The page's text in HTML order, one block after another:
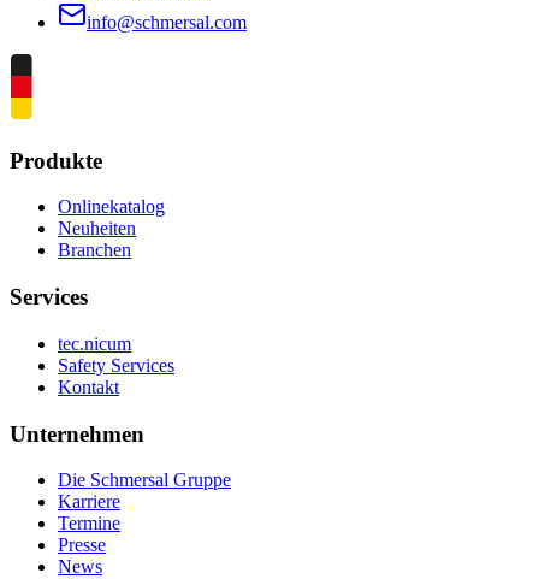
info@schmersal.com
Produkte
Onlinekatalog
Neuheiten
Branchen
Services
tec.nicum
Safety Services
Kontakt
Unternehmen
Die Schmersal Gruppe
Karriere
Termine
Presse
News